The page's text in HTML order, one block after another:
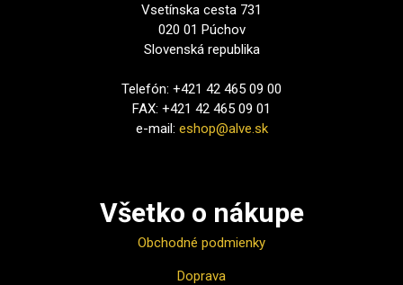
Vsetínska cesta 731
020 01 Púchov
Slovenská republika
Telefón: +421 42 465 09 00
FAX: +421 42 465 09 01
e-mail: eshop@alve.sk
Všetko o nákupe
Obchodné podmienky
Doprava